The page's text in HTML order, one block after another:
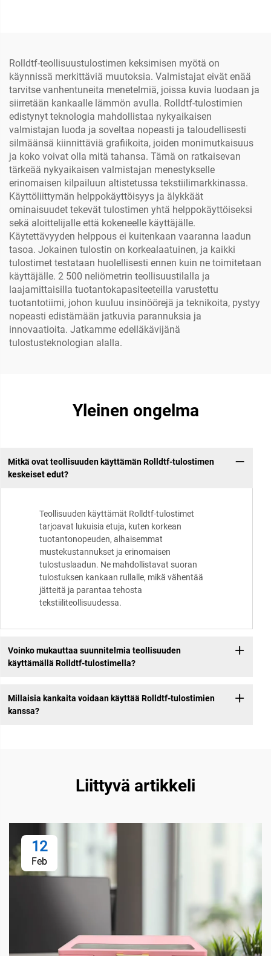
paperille
Rolldtf-teollisuustulostimen keksimisen myötä on
käynnissä merkittäviä muutoksia. Valmistajat eivät enää
tarvitse vanhentuneita menetelmiä, joissa kuvia luodaan ja
siirretään kankaalle lämmön avulla. Rolldtf-tulostimien
edistynyt teknologia mahdollistaa nykyaikaisen
valmistajan luoda ja soveltaa nopeasti ja taloudellisesti
silmäänsä kiinnittäviä grafiikoita, joiden monimutkaisuus
ja koko voivat olla mitä tahansa. Tämä on ratkaisevan
tärkeää nykyaikaisen valmistajan menestykselle
erinomaisen kilpailuun altistetussa tekstiilimarkkinassa.
Käyttöliittymän helppokäyttöisyys ja älykkäät
ominaisuudet tekevät tulostimen yhtä helppokäyttöiseksi
sekä aloittelijalle että kokeneelle käyttäjälle.
Käytettävyyden helppous ei kuitenkaan vaaranna laadun
tasoa. Jokainen tulostin on korkealaatuinen, ja kaikki
tulostimet testataan huolellisesti ennen kuin ne toimitetaan
käyttäjälle. 2 500 neliömetrin teollisuustilalla ja
laajamittaisilla tuotantokapasiteeteilla varustettu
tuotantotiimi, johon kuuluu insinöörejä ja teknikoita, pystyy
nopeasti edistämään jatkuvia parannuksia ja
innovaatioita. Jatkamme edelläkävijänä
tulostusteknologian alalla.
Yleinen ongelma
Mitkä ovat teollisuuden käyttämän Rolldtf-tulostimen
keskeiset edut?
Teollisuuden käyttämät Rolldtf-tulostimet
tarjoavat lukuisia etuja, kuten korkean
tuotantonopeuden, alhaisemmat
mustekustannukset ja erinomaisen
tulostuslaadun. Ne mahdollistavat suoran
tulostuksen kankaan rullalle, mikä vähentää
jätteitä ja parantaa tehosta
tekstiiliteollisuudessa.
Voinko mukauttaa suunnitelmia teollisuuden
käyttämällä Rolldtf-tulostimella?
Millaisia kankaita voidaan käyttää Rolldtf-tulostimien
kanssa?
Liittyvä artikkeli
12
Feb